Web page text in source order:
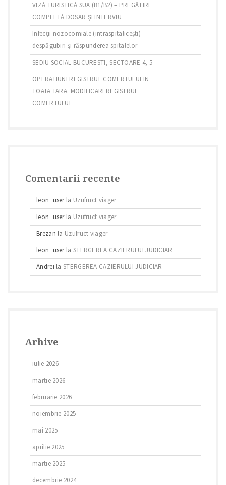
VIZĂ TURISTICĂ SUA (B1/B2) – PREGĂTIRE
COMPLETĂ DOSAR ȘI INTERVIU
Infecții nozocomiale (intraspitalicești) –
despăgubiri și răspunderea spitalelor
SEDIU SOCIAL BUCURESTI, SECTOARE 4, 5
OPERATIUNI REGISTRUL COMERTULUI IN
TOATA TARA. MODIFICARI REGISTRUL
COMERTULUI
Comentarii recente
leon_userla Uzufruct viager
leon_userla Uzufruct viager
Brezan la Uzufruct viager
leon_userla STERGEREA CAZIERULUI JUDICIAR
Andrei laSTERGEREA CAZIERULUI JUDICIAR
Arhive
iulie 2026
martie 2026
februarie 2026
noiembrie 2025
mai 2025
aprilie 2025
martie 2025
decembrie 2024